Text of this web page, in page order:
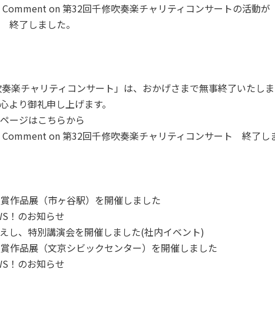
Commenton 第32回千修吹奏楽チャリティコンサートの活動
了しました。
楽チャリティコンサート」は、おかげさまで無事終了いたしま
より御礼申し上げます。
ージはこちらから
Commenton 第32回千修吹奏楽チャリティコンサート 終了し
作品展（市ヶ谷駅）を開催しました
！のお知らせ
し、特別講演会を開催しました(社内イベント)
作品展（文京シビックセンター）を開催しました
！のお知らせ